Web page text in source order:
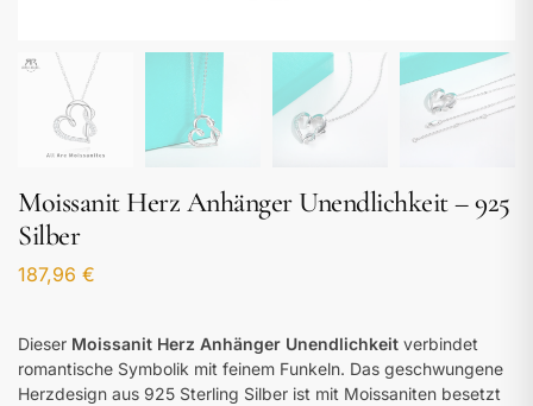
Moissanit Herz Anhänger Unendlichkeit – 925
Silber
187,96 €
Dieser Moissanit Herz Anhänger Unendlichkeit verbindet
romantische Symbolik mit feinem Funkeln. Das geschwungene
Herzdesign aus 925 Sterling Silber ist mit Moissaniten besetzt